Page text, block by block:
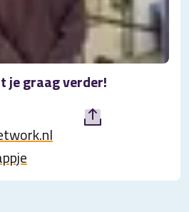
je graag verder!